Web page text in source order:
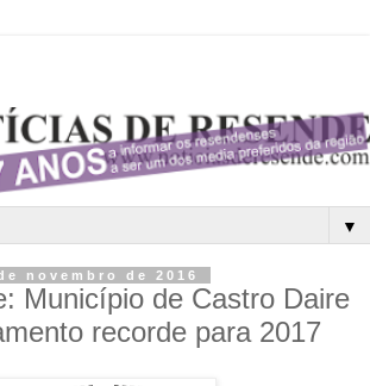
▼
novembro de 2016
Município de Castro Daire
recorde para 2017